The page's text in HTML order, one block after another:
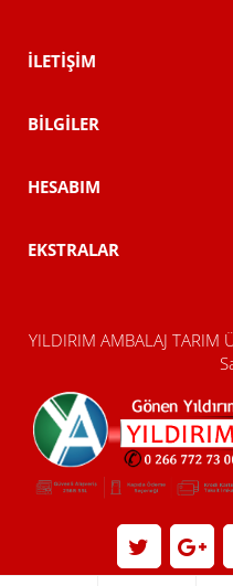
İLETIŞIM
BILGILER
HESABIM
EKSTRALAR
YILDIRIM AMBALAJ